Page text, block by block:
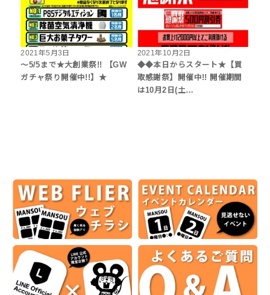
2021年5月3日
～5/5まで★大創業祭!! 【GW
ガチャ祭り開催中!!】★
2021年10月2日
◆◆本日からスタート★【買
取感謝祭】開催中!! 開催期間
は10月2日(土…